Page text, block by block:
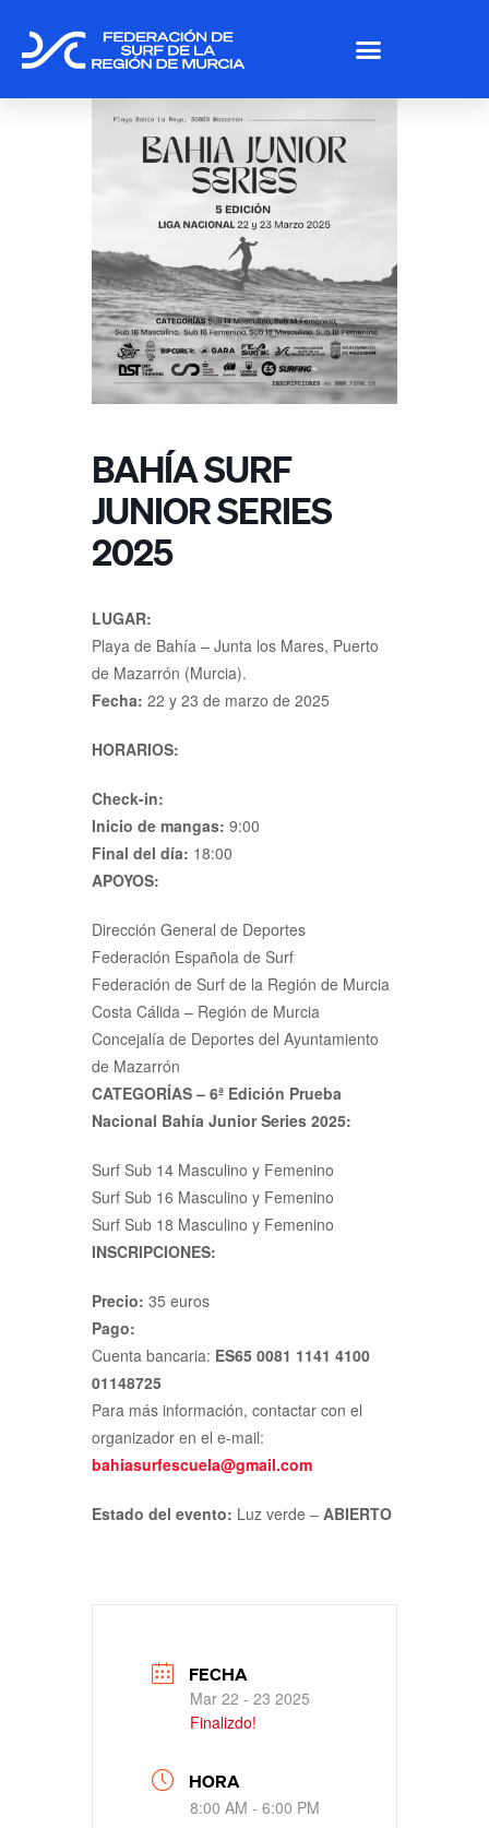
BAHÍA SURF
JUNIOR SERIES
2025
LUGAR:
Playa de Bahía – Junta los Mares, Puerto
de Mazarrón (Murcia).
Fecha: 22 y 23 de marzo de 2025
HORARIOS:
Check-in:
Inicio de mangas: 9:00
Final del día: 18:00
APOYOS:
Dirección General de Deportes
Federación Española de Surf
Federación de Surf de la Región de Murcia
Costa Cálida – Región de Murcia
Concejalía de Deportes del Ayuntamiento
de Mazarrón
CATEGORÍAS – 6ª Edición Prueba
Nacional Bahía Junior Series 2025:
Surf Sub 14 Masculino y Femenino
Surf Sub 16 Masculino y Femenino
Surf Sub 18 Masculino y Femenino
INSCRIPCIONES:
Precio: 35 euros
Pago:
Cuenta bancaria: ES65 0081 1141 4100
01148725
Para más información, contactar con el
organizador en el e-mail:
bahiasurfescuela@gmail.com
Estado del evento: Luz verde – ABIERTO
FECHA
Mar 22 - 23 2025
Finalizdo!
HORA
8:00 AM - 6:00 PM